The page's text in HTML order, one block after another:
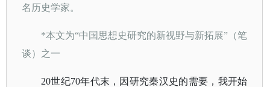
名历史学家。
*本文为“中国思想史研究的新视野与新拓展”（笔
谈）之一
20世纪70年代末，因研究秦汉史的需要，我开始